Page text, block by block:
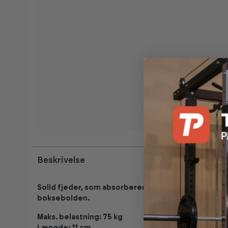
Beskrivelse
Solid fjeder, som absorberer en stor del af
boksebolden.
Maks. belastning: 75 kg